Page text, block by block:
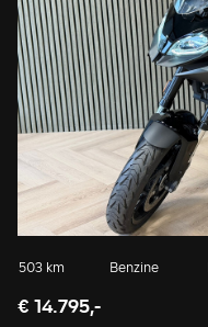
503 km Benzine
€ 14.795,-